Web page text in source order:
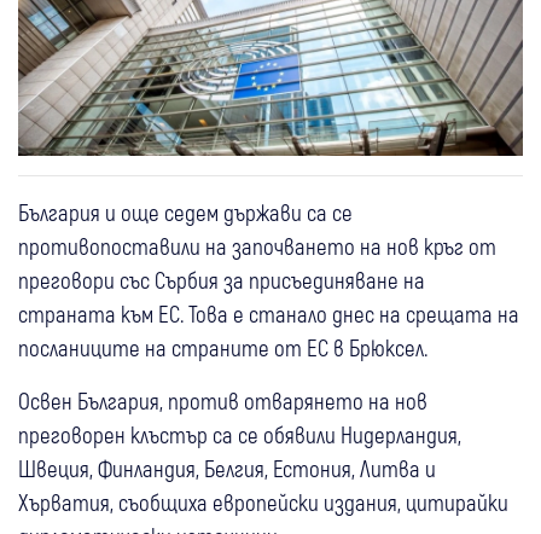
България и още седем държави са се
противопоставили на започването на нов кръг от
преговори със Сърбия за присъединяване на
страната към ЕС. Това е станало днес на срещата на
посланиците на страните от ЕС в Брюксел.
Освен България, против отварянето на нов
преговорен клъстър са се обявили Нидерландия,
Швеция, Финландия, Белгия, Естония, Литва и
Хърватия, съобщиха европейски издания, цитирайки